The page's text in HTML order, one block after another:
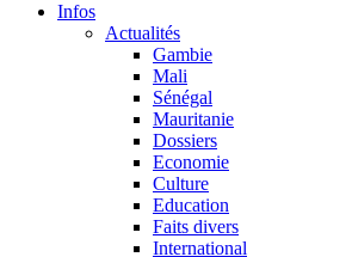
Infos
Actualités
Gambie
Mali
Sénégal
Mauritanie
Dossiers
Economie
Culture
Education
Faits divers
International